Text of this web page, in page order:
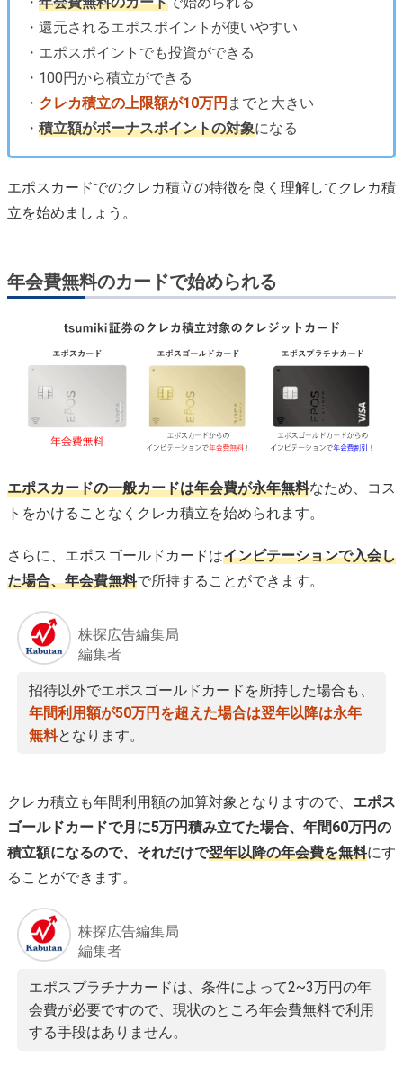
・還元されるエポスポイントが使いやすい
・エポスポイントでも投資ができる
・100円から積立ができる
・ クレカ積立の上限額が10万円 までと大きい
・ 積立額がボーナスポイントの対象になる
エポスカードでのクレカ積立の特徴を良く理解してクレカ積
立を始めましょう。
年会費無料のカードで始められる
エポスカードの一般カードは年会費が永年無料なため、コス
トをかけることなくクレカ積立を始められます。
さらに、エポスゴールドカードはインビテーションで入会し
た場合、年会費無料で所持することができます。
株探広告編集局
編集者
招待以外でエポスゴールドカードを所持した場合も、
年間利用額が50万円を超えた場合は翌年以降は永年
無料となります。
クレカ積立も年間利用額の加算対象となりますので、 エポス
ゴールドカードで月に5万円積み立てた場合、年間60万円の
積立額になるので、それだけで翌年以降の年会費を無料にす
ることができます。
株探広告編集局
編集者
エポスプラチナカードは、条件によって2~3万円の年
会費が必要ですので、現状のところ年会費無料で利用
する手段はありません。